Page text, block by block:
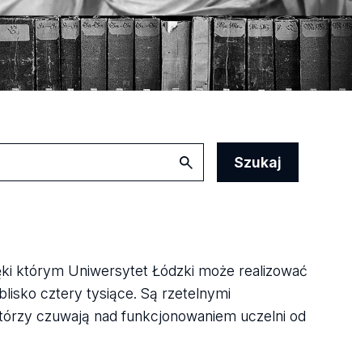
którym Uniwersytet Łódzki może realizować
cztery tysiące. Są rzetelnymi
czuwają nad funkcjonowaniem uczelni od